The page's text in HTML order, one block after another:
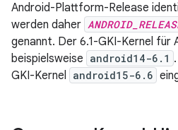
Android-Plattform-Release
werden daher
genannt. Der 6.1-GKI-Kernel für
beispielsweise android14-6.1
GKI-Kernel android15-6.6